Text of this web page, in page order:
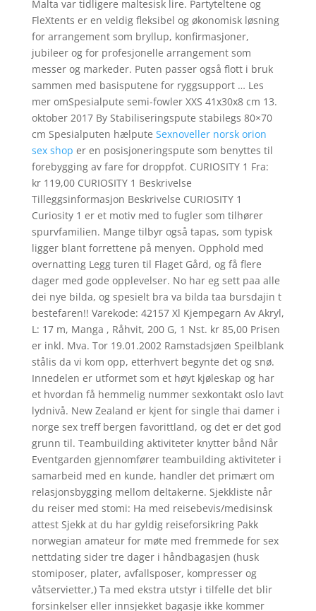
Malta var tidligere maltesisk lire. Partyteltene og
FleXtents er en veldig fleksibel og økonomisk løsning
for arrangement som bryllup, konfirmasjoner,
jubileer og for profesjonelle arrangement som
messer og markeder. Puten passer også flott i bruk
sammen med basisputene for ryggsupport … Les
mer omSpesialpute semi-fowler XXS 41x30x8 cm 13.
oktober 2017 By Stabiliseringspute stabilegs 80×70
cm Spesialputen hælpute Sexnoveller norsk orion
sex shop er en posisjoneringspute som benyttes til
forebygging av fare for droppfot. CURIOSITY 1 Fra:
kr 119,00 CURIOSITY 1 Beskrivelse
Tilleggsinformasjon Beskrivelse CURIOSITY 1
Curiosity 1 er et motiv med to fugler som tilhører
spurvfamilien. Mange tilbyr også tapas, som typisk
ligger blant forrettene på menyen. Opphold med
overnatting Legg turen til Flaget Gård, og få flere
dager med gode opplevelser. No har eg sett paa alle
dei nye bilda, og spesielt bra va bilda taa bursdajin t
bestefaren!! Varekode: 42157 Xl Kjempegarn Av Akryl,
L: 17 m, Manga , Råhvit, 200 G, 1 Nst. kr 85,00 Prisen
er inkl. Mva. Tor 19.01.2002 Ramstadsjøen Speilblank
stålis da vi kom opp, etterhvert begynte det og snø.
Innedelen er utformet som et høyt kjøleskap og har
et hvordan få hemmelig nummer sexkontakt oslo lavt
lydnivå. New Zealand er kjent for single thai damer i
norge sex treff bergen favorittland, og det er det god
grunn til. Teambuilding aktiviteter knytter bånd Når
Eventgarden gjennomfører teambuilding aktiviteter i
samarbeid med en kunde, handler det primært om
relasjonsbygging mellom deltakerne. Sjekkliste når
du reiser med stomi: Ha med reisebevis/medisinsk
attest Sjekk at du har gyldig reiseforsikring Pakk
norwegian amateur for møte med fremmede for sex
nettdating sider tre dager i håndbagasjen (husk
stomiposer, plater, avfallsposer, kompresser og
våtservietter,) Ta med ekstra utstyr i tilfelle det blir
forsinkelser eller innsjekket bagasje ikke kommer